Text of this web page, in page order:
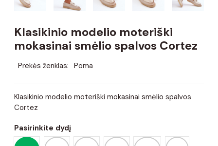
Klasikinio modelio moteriški
mokasinai smėlio spalvos Cortez
Prekės ženklas: Poma
Klasikinio modelio moteriški mokasinai smėlio spalvos
Cortez
Pasirinkite dydį